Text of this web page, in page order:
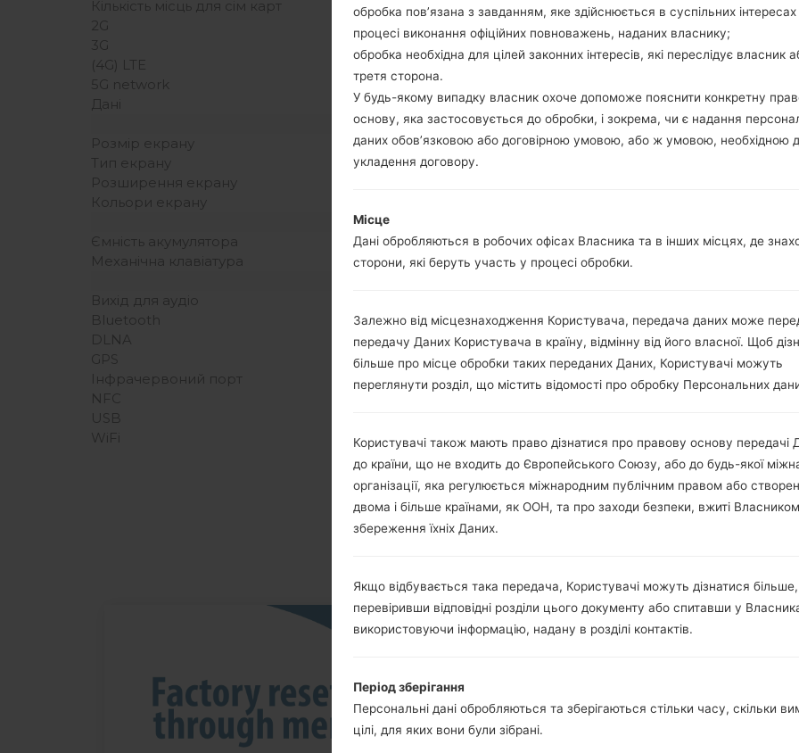
Кількість місць для сім карт
1 Міні SIM
2G
3G
(4G) LTE
5G network
Дані
GPRS
Дисплей
Розмір екрану
1.5 in (~16.0%
Тип екрану
Розширення екрану
128 x 128 пікселів (~121
Кольори екрану
Ємність акумулятора
Зємний Li-Ion 900 mAh
Механічна клавіатура
Так
Вихід для аудіо
Bluetooth
-
DLNA
Ні
GPS
-
Інфрачервоний порт
Ні
NFC
USB
WiFi
-
Статті LGKP100(LGKP100)
13
обробка пов’язана з завданням, яке здійснюється в суспільних
процесі виконання офіційних повноважень, наданих власнику;
обробка необхідна для цілей законних інтересів, які переслідує власник
третя сторона.
У будь-якому випадку власник охоче допоможе пояснити конкретну
основу, яка застосовується до обробки, і зокрема, чи є надання
даних обов’язковою або договірною умовою, або ж умовою, необхідною
укладення договору.
Місце
Дані обробляються в робочих офісах Власника та в інших місцях, де
сторони, які беруть участь у процесі обробки.
Залежно від місцезнаходження Користувача, передача даних може
передачу Даних Користувача в країну, відмінну від його власної. Щоб
більше про місце обробки таких переданих Даних, Користувачі можуть
переглянути розділ, що містить відомості про обробку Персональних
Користувачі також мають право дізнатися про правову основу передачі
до країни, що не входить до Європейського Союзу, або до будь-якої
організації, яка регулюється міжнародним публічним правом або
двома і більше країнами, як ООН, та про заходи безпеки, вжиті
збереження їхніх Даних.
Якщо відбувається така передача, Користувачі можуть дізнатися більше,
перевіривши відповідні розділи цього документу або спитавши у
використовуючи інформацію, надану в розділі контактів.
Період зберігання
Персональні дані обробляються та зберігаються стільки часу, скільки
цілі, для яких вони були зібрані.